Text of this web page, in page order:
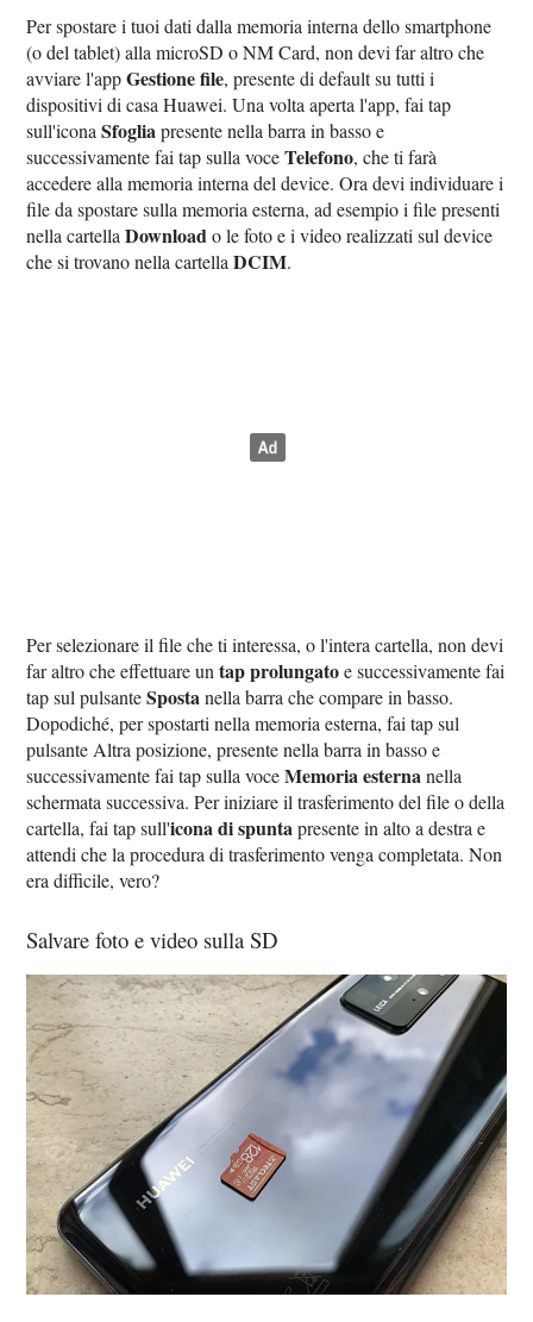
Per spostare i tuoi dati dalla memoria interna dello smartphone
(o del tablet) alla microSD o NM Card, non devi far altro che
avviare l'appGestione file, presente di default su tutti i
dispositivi di casa Huawei. Una volta aperta l'app, fai tap
sull'iconaSfogliapresente nella barra in basso e
successivamente fai tap sulla voceTelefono, che ti farà
accedere alla memoria interna del device. Ora devi individuare i
file da spostare sulla memoria esterna, ad esempio i file presenti
nella cartellaDownloado le foto e i video realizzati sul device
che si trovano nella cartellaDCIM.
Per selezionare il file che ti interessa, o l'intera cartella, non devi
far altro che effettuare untap prolungatoe successivamente fai
tap sul pulsanteSpostanella barra che compare in basso.
Dopodiché, per spostarti nella memoria esterna, fai tap sul
pulsante Altra posizione, presente nella barra in basso e
successivamente fai tap sulla voceMemoria esternanella
schermata successiva. Per iniziare il trasferimento del file o della
cartella, fai tap sull'icona di spuntapresente in alto a destra e
attendi che la procedura di trasferimento venga completata. Non
era difficile, vero?
Salvare foto e video sulla SD